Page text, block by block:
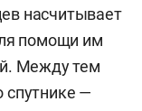
насчитывает
помощи им
Между тем
спутнике —